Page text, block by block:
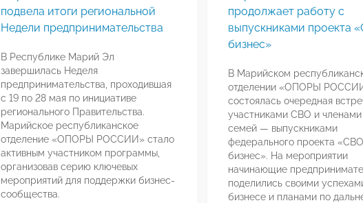
подвела итоги региональной
Недели предпринимательства
В Республике Марий Эл
завершилась Неделя
предпринимательства, проходившая
с 19 по 28 мая по инициативе
регионального Правительства.
Марийское республиканское
отделение «ОПОРЫ РОССИИ» стало
активным участником программы,
организовав серию ключевых
мероприятий для поддержки бизнес-
сообщества.
продолжает работу с
выпускниками проекта
бизнес»
В Марийском
отделении «ОПОРЫ
состоялась очередная
участниками СВО и членами
семей — выпускниками
федерального проекта
бизнес». На мероприятии
начинающие
поделились своими
бизнесе и планами по